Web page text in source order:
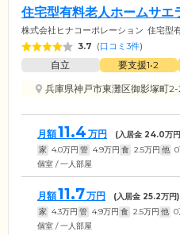
住宅型有料老人ホームサエ
株式会社ヒナコーポレーション 住宅型
3.7 (口コミ3件)
自立 要支援1•2
兵庫県神戸市東灘区御影塚町2-
月額11.4 万円 (入居金 24.0万
家 4.0万円 管 4.9万円 食 2.5万円 他 0
個室 / 一人部屋
月額11.7万円 (入居金 25.2万円
家 4.3万円 管 4.9万円 食 2.5万円 他 0
個室 / 一人部屋